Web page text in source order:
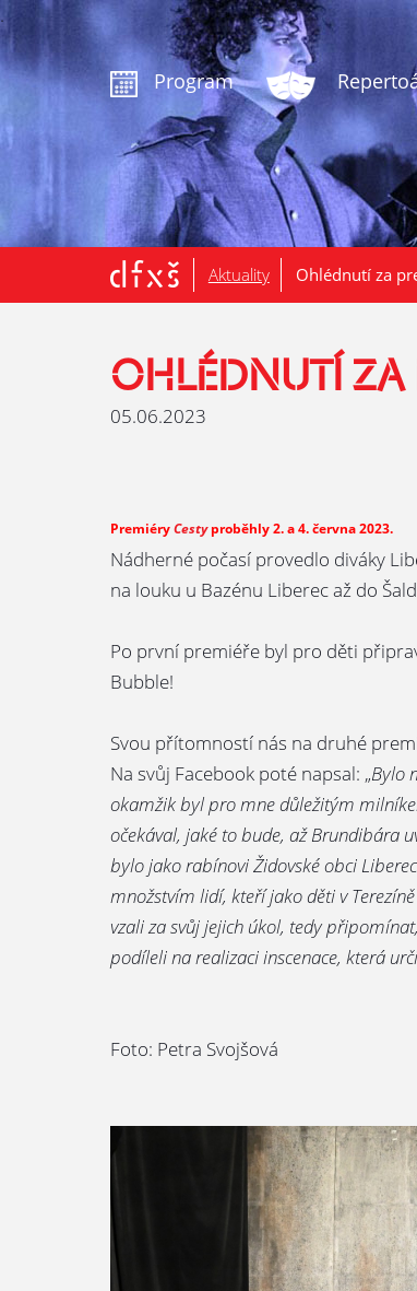
Program
.
Aktuality Ohlédnutí za
OHLÉDNUTÍ ZA
05.06.2023
PremiéryCestyproběhly 2. a 4. června 2023.
Nádherné počasí provedlo diváky
na louku u Bazénu Liberec až do
Po první premiéře byl pro děti
Bubble!
Svou přítomností nás na druhé
Na svůj Facebook poté napsal: „Bylo
okamžik byl pro mne důležitým
očekával, jaké to bude, až Brundibára
bylo jako rabínovi Židovské obci
množstvím lidí, kteří jako děti v
vzali za svůj jejich úkol, tedy
podíleli na realizaci inscenace, která
Foto: Petra Svojšová